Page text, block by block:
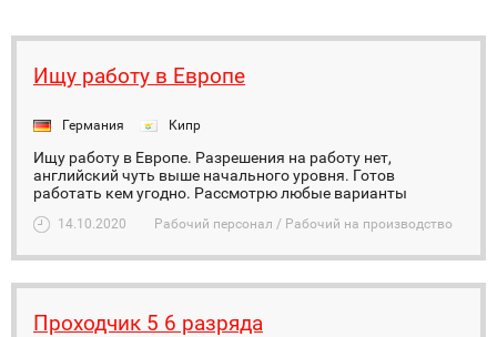
Ищу работу в Европе
Германия Кипр
Ищу работу в Европе. Разрешения на работу нет,
английский чуть выше начального уровня. Готов
работать кем угодно. Рассмотрю любые варианты
14.10.2020 Рабочий персонал / Рабочий на производство
Проходчик 5 6 разряда